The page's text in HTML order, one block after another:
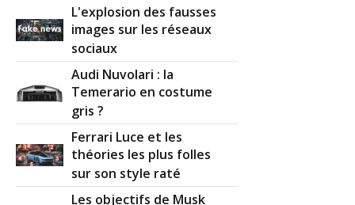
L'explosion des fausses
images sur les réseaux
sociaux
Audi Nuvolari : la
Temerario en costume
gris ?
Ferrari Luce et les
théories les plus folles
sur son style raté
Les objectifs de Musk